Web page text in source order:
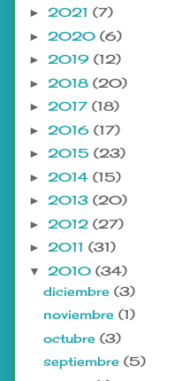
► 2021 (7)
► 2020 (6)
► 2019 (12)
► 2018 (20)
► 2017 (18)
► 2016 (17)
► 2015 (23)
► 2014 (15)
► 2013 (20)
► 2012 (27)
► 2011 (31)
▼ 2010 (34)
diciembre (3)
noviembre (1)
octubre (3)
septiembre (5)